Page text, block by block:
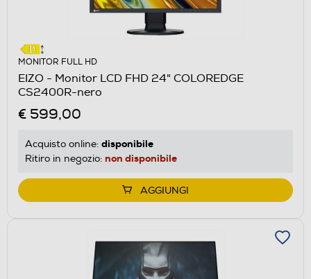
MONITOR FULL HD
EIZO - Monitor LCD FHD 24" COLOREDGE
CS2400R-nero
€ 599,00
Acquisto online: disponibile
Ritiro in negozio: non disponibile
AGGIUNGI